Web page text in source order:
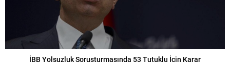
İBB Yolsuzluk Soruşturmasında 53 Tutuklu İçin Karar